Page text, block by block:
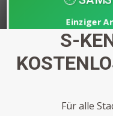
Einziger
S-
Für alle